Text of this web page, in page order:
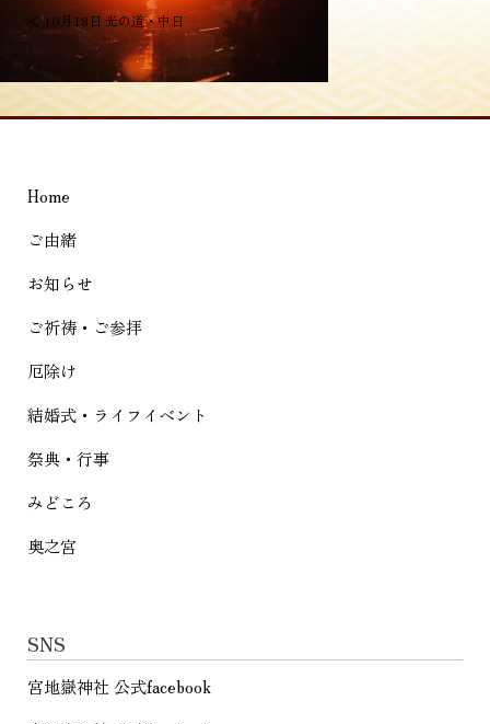
投
稿
ナ
ビ
ー
シ
ョ
ン
≪ 10月18日 光の道・中日
Home
ご由緒
お知らせ
ご祈祷・ご参拝
厄除け
結婚式・ライフイベント
祭典・行事
みどころ
奥之宮
SNS
宮地嶽神社 公式facebook